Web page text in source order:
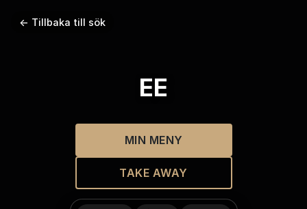
← Tillbaka till sök
EE
MIN MENY
TAKE AWAY